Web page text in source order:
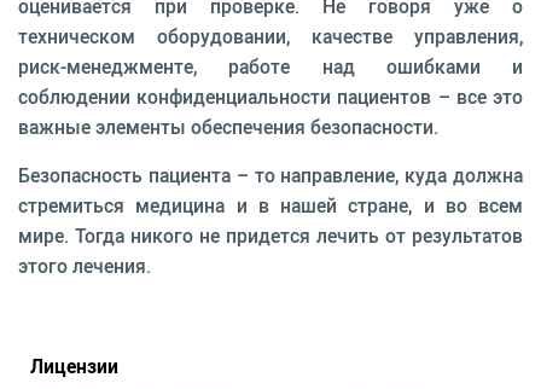
оценивается при проверке. Не говоря уже о
техническом оборудовании, качестве управления,
риск-менеджменте, работе над ошибками и
соблюдении конфиденциальности пациентов – все это
важные элементы обеспечения безопасности.
Безопасность пациента – то направление, куда должна
стремиться медицина и в нашей стране, и во всем
мире. Тогда никого не придется лечить от результатов
этого лечения.
Лицензии